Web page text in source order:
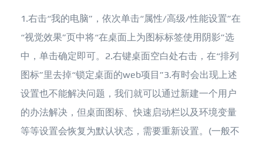
1.右击“我的电脑”，依次单击“属性/高级/性能设置”在
“视觉效果”页中将“在桌面上为图标标签使用阴影”选
中，单击确定即可。2.右键桌面空白处右击，在“排列
图标”里去掉“锁定桌面的web项目”3.有时会出现上述
设置也不能解决问题，我们就可以通过新建一个用户
的办法解决，但桌面图标、快速启动栏以及环境变量
等等设置会恢复为默认状态，需要重新设置。(一般不